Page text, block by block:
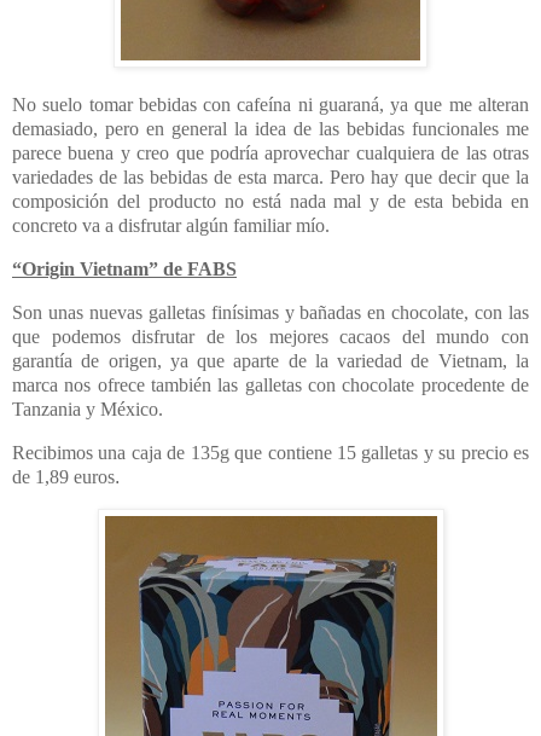
No suelo tomar bebidas con cafeína ni guaraná, ya que me alteran
demasiado, pero en general la idea de las bebidas funcionales me
parece buena y creo que podría aprovechar cualquiera de las otras
variedades de las bebidas de esta marca. Pero hay que decir que la
composición del producto no está nada mal y de esta bebida en
concreto va a disfrutar algún familiar mío.
“Origin Vietnam” de FABS
Son unas nuevas galletas finísimas y bañadas en chocolate, con las
que podemos disfrutar de los mejores cacaos del mundo con
garantía de origen, ya que aparte de la variedad de Vietnam, la
marca nos ofrece también las galletas con chocolate procedente de
Tanzania y México.
Recibimos una caja de 135g que contiene 15 galletas y su precio es
de 1,89 euros.